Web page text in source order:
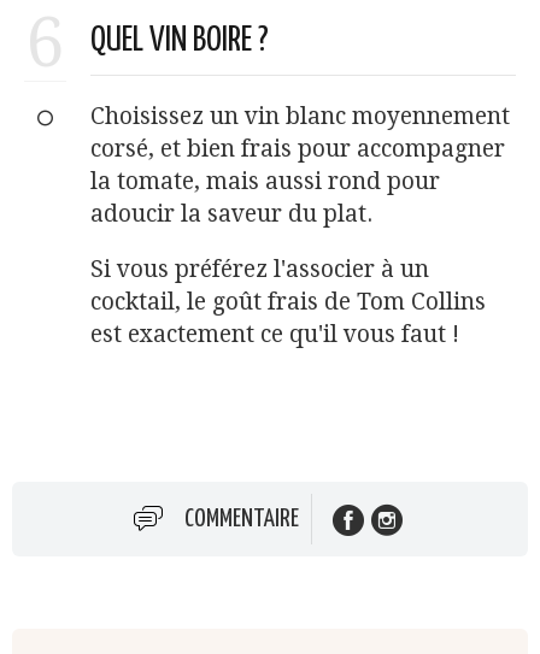
6 QUEL VIN BOIRE ?
Choisissez un vin blanc moyennement
corsé, et bien frais pour accompagner
la tomate, mais aussi rond pour
adoucir la saveur du plat.
Si vous préférez l'associer à un
cocktail, le goût frais de Tom Collins
est exactement ce qu'il vous faut !
COMMENTAIRE